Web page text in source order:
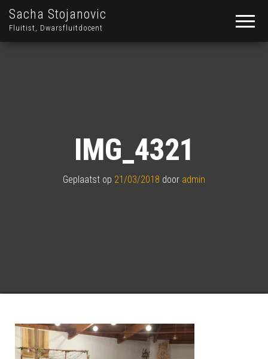
Sacha Stojanovic
Fluitist, Dwarsfluitdocent
IMG_4321
Geplaatst op 21/03/2018 door admin